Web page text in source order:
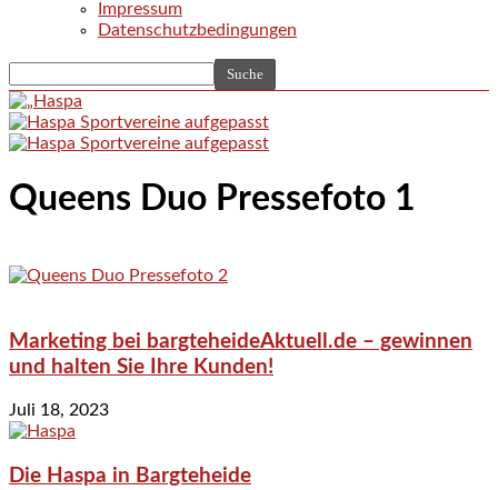
Impressum
Datenschutzbedingungen
Queens Duo Pressefoto 1
Marketing bei bargteheideAktuell.de – gewinnen
und halten Sie Ihre Kunden!
Juli 18, 2023
Die Haspa in Bargteheide